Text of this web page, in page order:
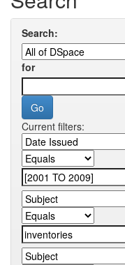
Search:
for
Current filters: